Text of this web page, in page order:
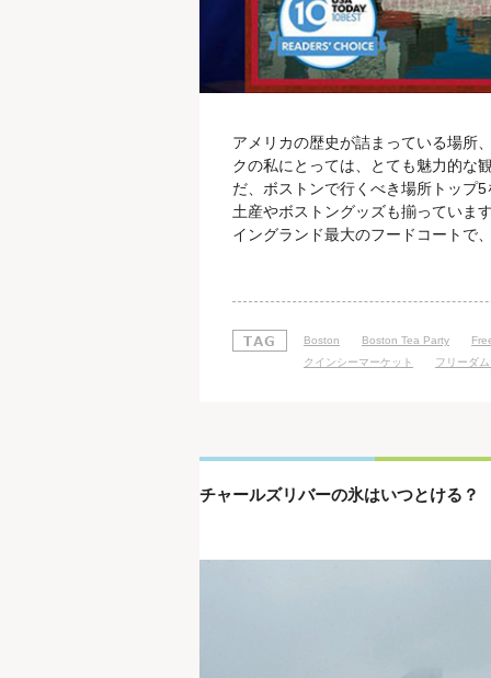
アメリカの歴史が詰まっている場所
クの私にとっては、とても魅力的な
だ、ボストンで行くべき場所トッ
土産やボストングッズも揃っていま
イングランド最大のフードコートで
す。 第2位 ボストンティーパーテ
Boston Boston Tea Party
クインシーマーケット
フリーダ
チャールズリバーの氷はいつとける？